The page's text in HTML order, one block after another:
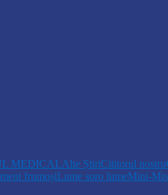
MEDICALAlte ȘtiriCititorul nostru
frumoșiLume soro lumeMini-